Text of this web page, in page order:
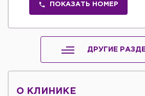
ПОКАЗАТЬ НОМЕР
ДРУГИЕ
О КЛИНИКЕ